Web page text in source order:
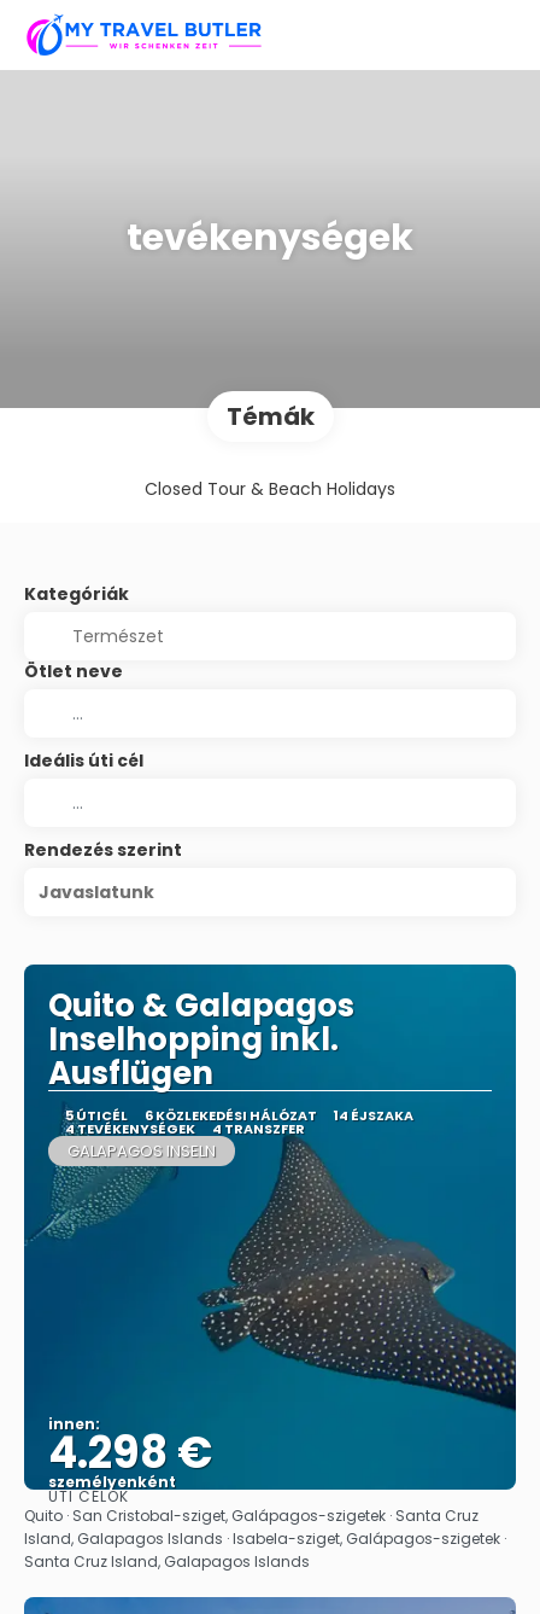
tevékenységek
Témák
Closed Tour & Beach Holidays
Kategóriák
Ötlet neve
Ideális úti cél
Rendezés szerint
Javaslatunk
Quito & Galapagos
Inselhopping inkl.
Ausflügen
5 ÚTICÉL 6 KÖZLEKEDÉSI HÁLÓZAT 14 ÉJSZAKA
4 TEVÉKENYSÉGEK 4 TRANSZFER
GALAPAGOS INSELN
innen:
4.298 €
személyenként
Megnézem
ÚTI CÉLOK
Quito · San Cristobal-sziget, Galápagos-szigetek · Santa Cruz
Island, Galapagos Islands · Isabela-sziget, Galápagos-szigetek ·
Santa Cruz Island, Galapagos Islands